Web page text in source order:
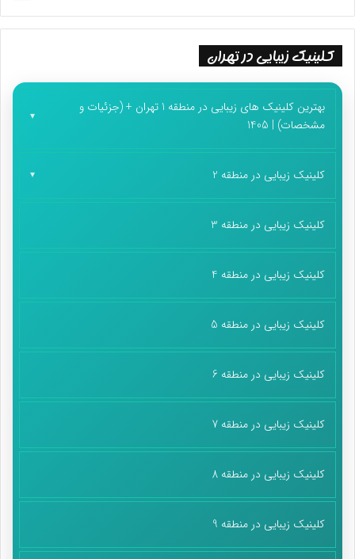
کلینیک زیبایی در تهران
بهترین کلینیک های زیبایی در منطقه 1 تهران + (جزئیات و
مشخصات) | 1405
کلینیک زیبایی در منطقه 2
کلینیک زیبایی در منطقه 3
کلینیک زیبایی در منطقه 4
کلینیک زیبایی در منطقه 5
کلینیک زیبایی در منطقه 6
کلینیک زیبایی در منطقه 7
کلینیک زیبایی در منطقه 8
کلینیک زیبایی در منطقه 9